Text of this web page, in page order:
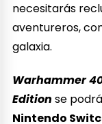
necesitarás
aventureros,
galaxia.
Warhammer
Edition se
Nintendo